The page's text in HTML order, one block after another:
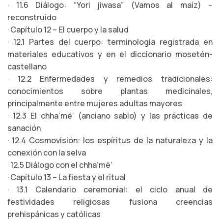
· 11.6 Diálogo: “Yori jiwasa” (Vamos al maíz) –
reconstruido
· Capítulo 12 – El cuerpo y la salud
· 12.1 Partes del cuerpo: terminología registrada en
materiales educativos y en el diccionario mosetén-
castellano
· 12.2 Enfermedades y remedios tradicionales:
conocimientos sobre plantas medicinales,
principalmente entre mujeres adultas mayores
· 12.3 El chha’më’ (anciano sabio) y las prácticas de
sanación
· 12.4 Cosmovisión: los espíritus de la naturaleza y la
conexión con la selva
· 12.5 Diálogo con el chha’më’
· Capítulo 13 – La fiesta y el ritual
· 13.1 Calendario ceremonial: el ciclo anual de
festividades religiosas fusiona creencias
prehispánicas y católicas